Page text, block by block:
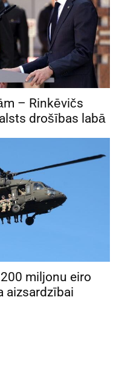
– Rinkēvičs
drošības labā
miljonu eiro
aizsardzībai